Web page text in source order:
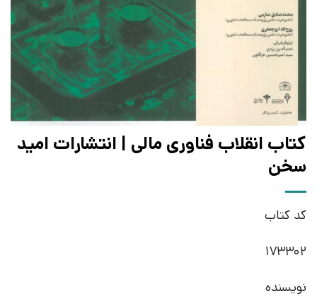
کتاب انقلاب فناوری مالی | انتشارات امید
سخن
کد کتاب
173302
نویسنده